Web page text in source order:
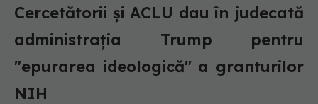
Cercetătorii și ACLU dau în judecată
administrația Trump pentru
"epurarea ideologică" a granturilor
NIH